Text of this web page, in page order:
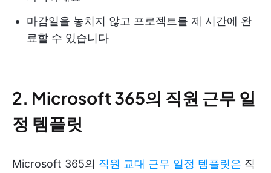
마감일을 놓치지 않고 프로젝트를 제 시간에 완
료할 수 있습니다
2. Microsoft 365의 직원 근무 일
정 템플릿
Microsoft 365의 직원 교대 근무 일정 템플릿은 직